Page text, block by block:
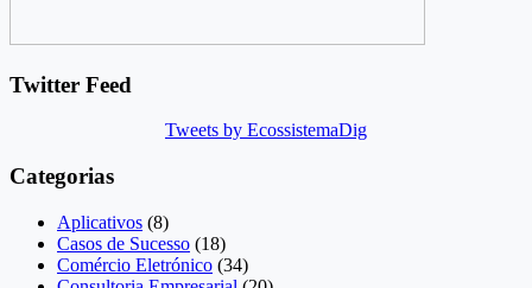
Twitter Feed
Tweets by EcossistemaDig
Categorias
Aplicativos (8)
Casos de Sucesso (18)
Comércio Eletrónico (34)